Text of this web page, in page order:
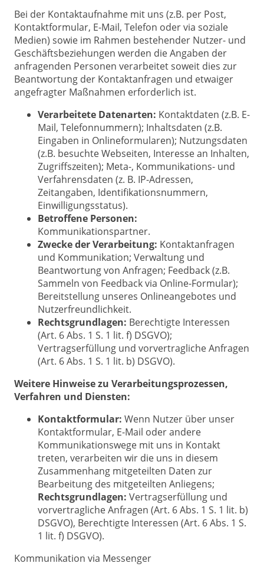
Bei der Kontaktaufnahme mit uns (z.B. per Post,
Kontaktformular, E-Mail, Telefon oder via soziale
Medien) sowie im Rahmen bestehender Nutzer- und
Geschäftsbeziehungen werden die Angaben der
anfragenden Personen verarbeitet soweit dies zur
Beantwortung der Kontaktanfragen und etwaiger
angefragter Maßnahmen erforderlich ist.
Verarbeitete Datenarten: Kontaktdaten (z.B. E-
Mail, Telefonnummern); Inhaltsdaten (z.B.
Eingaben in Onlineformularen); Nutzungsdaten
(z.B. besuchte Webseiten, Interesse an Inhalten,
Zugriffszeiten); Meta-, Kommunikations- und
Verfahrensdaten (z. B. IP-Adressen,
Zeitangaben, Identifikationsnummern,
Einwilligungsstatus).
Betroffene Personen:
Kommunikationspartner.
Zwecke der Verarbeitung: Kontaktanfragen
und Kommunikation; Verwaltung und
Beantwortung von Anfragen; Feedback (z.B.
Sammeln von Feedback via Online-Formular);
Bereitstellung unseres Onlineangebotes und
Nutzerfreundlichkeit.
Rechtsgrundlagen: Berechtigte Interessen
(Art. 6 Abs. 1 S. 1 lit. f) DSGVO);
Vertragserfüllung und vorvertragliche Anfragen
(Art. 6 Abs. 1 S. 1 lit. b) DSGVO).
Weitere Hinweise zu Verarbeitungsprozessen,
Verfahren und Diensten:
Kontaktformular: Wenn Nutzer über unser
Kontaktformular, E-Mail oder andere
Kommunikationswege mit uns in Kontakt
treten, verarbeiten wir die uns in diesem
Zusammenhang mitgeteilten Daten zur
Bearbeitung des mitgeteilten Anliegens;
Rechtsgrundlagen: Vertragserfüllung und
vorvertragliche Anfragen (Art. 6 Abs. 1 S. 1 lit. b)
DSGVO), Berechtigte Interessen (Art. 6 Abs. 1 S.
1 lit. f) DSGVO).
Kommunikation via Messenger